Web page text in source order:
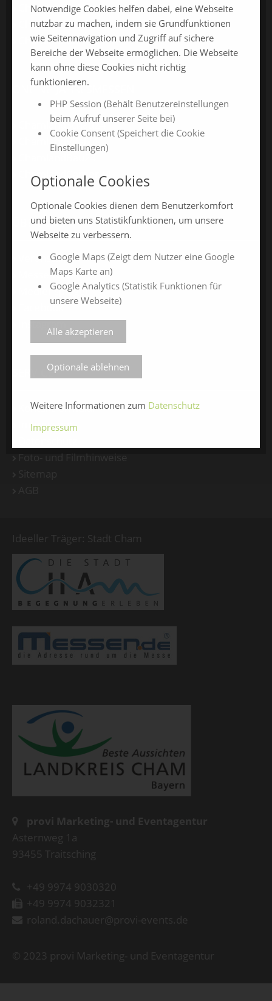
ChamLandleben
ChamlandBau
ChamlandCareer
ONLINE-JAHRESMESSEN
ChamlandSchau24
ChamlandVital24
ChamlandBau24
ChamlandCareer24
ÜBER UNS
Veranstalter
Messe-News
Medienspiegel
Facebook
Instagram
SERVICE
Kontaktformular
Impressum
Foto- und Filmhinweise
Ideeller Träger: Stadt Cham
provi Marketing- und Eventagentur
Asternweg 1a
93455 Traitsching
+49 9974 9030320
+49 9974 9032321
roland.dachauer@provi-events.de
© 2023 provi Marketing- und Eventagentur
Notwendige Cookies helfen dabei, eine Webseite
nutzbar zu machen, indem sie Grundfunktionen
wie Seitennavigation und Zugriff auf sichere
Bereiche der Webseite ermöglichen. Die Webseite
kann ohne diese Cookies nicht richtig
funktionieren.
PHP Session (Behält Benutzereinstellungen
beim Aufruf unserer Seite bei)
Cookie Consent (Speichert die Cookie
Einstellungen)
Optionale Cookies
Optionale Cookies dienen dem Benutzerkomfort
und bieten uns Statistikfunktionen, um unsere
Webseite zu verbessern.
Google Maps (Zeigt dem Nutzer eine Google
Maps Karte an)
Google Analytics (Statistik Funktionen für
unsere Webseite)
Alle akzeptieren
Optionale ablehnen
Weitere Informationen zum Datenschutz
Impressum